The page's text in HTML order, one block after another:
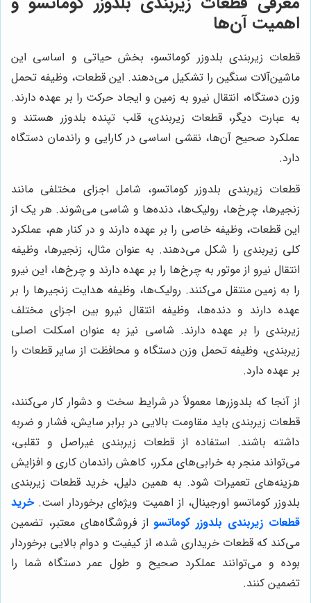
اهمیت آن‌ها
قطعات زیربندی بلدوزر کوماتسو، بخش حیاتی و اساسی این
ماشین‌آلات سنگین را تشکیل می‌دهند. این قطعات، وظیفه تحمل
وزن دستگاه، انتقال نیرو به زمین و ایجاد حرکت را بر عهده دارند.
به عبارت دیگر، قطعات زیربندی، قلب تپنده بلدوزر هستند و
عملکرد صحیح آن‌ها، نقشی اساسی در کارایی و راندمان دستگاه
دارد.
قطعات زیربندی بلدوزر کوماتسو، شامل اجزای مختلفی مانند
زنجیرها، چرخ‌ها، رولیک‌ها، دنده‌ها و شاسی می‌شوند. هر یک از
این قطعات، وظیفه خاصی را بر عهده دارند و در کنار هم، عملکرد
کلی زیربندی را شکل می‌دهند. به عنوان مثال، زنجیرها، وظیفه
انتقال نیرو از موتور به چرخ‌ها را بر عهده دارند و چرخ‌ها، این نیرو
را به زمین منتقل می‌کنند. رولیک‌ها، وظیفه هدایت زنجیرها را بر
عهده دارند و دنده‌ها، وظیفه انتقال نیرو بین اجزای مختلف
زیربندی را بر عهده دارند. شاسی نیز به عنوان اسکلت اصلی
زیربندی، وظیفه تحمل وزن دستگاه و محافظت از سایر قطعات را
بر عهده دارد.
از آنجا که بلدوزرها معمولاً در شرایط سخت و دشوار کار می‌کنند،
قطعات زیربندی باید مقاومت بالایی در برابر سایش، فشار و ضربه
داشته باشند. استفاده از قطعات زیربندی غیراصل و تقلبی،
می‌تواند منجر به خرابی‌های مکرر، کاهش راندمان کاری و افزایش
هزینه‌های تعمیرات شود. به همین دلیل، خرید قطعات زیربندی
بلدوزر کوماتسو اورجینال، از اهمیت ویژه‌ای برخوردار است. خرید
قطعات زیربندی بلدوزر کوماتسواز فروشگاه‌های معتبر، تضمین
می‌کند که قطعات خریداری شده، از کیفیت و دوام بالایی برخوردار
بوده و می‌توانند عملکرد صحیح و طول عمر دستگاه شما را
تضمین کنند.